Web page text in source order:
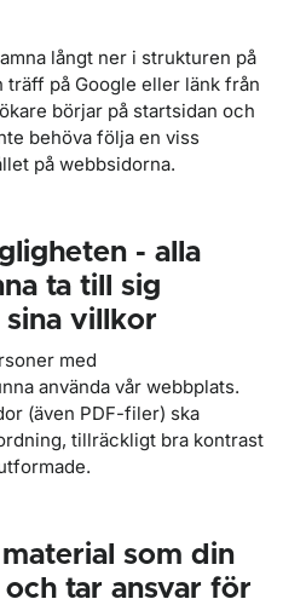
långt ner i strukturen på
på Google eller länk från
börjar på startsidan och
behöva följa en viss
på webbsidorna.
- alla
ta till sig
villkor
med
använda vår webbplats.
(även PDF-filer) ska
tillräckligt bra kontrast
som din
tar ansvar för